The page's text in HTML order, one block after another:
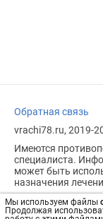
Мы используем файлы
Продолжая
Обратная связь
vrachi78.ru, 2019-
Имеются
специалиста.
может быть
назначения
Возрастное